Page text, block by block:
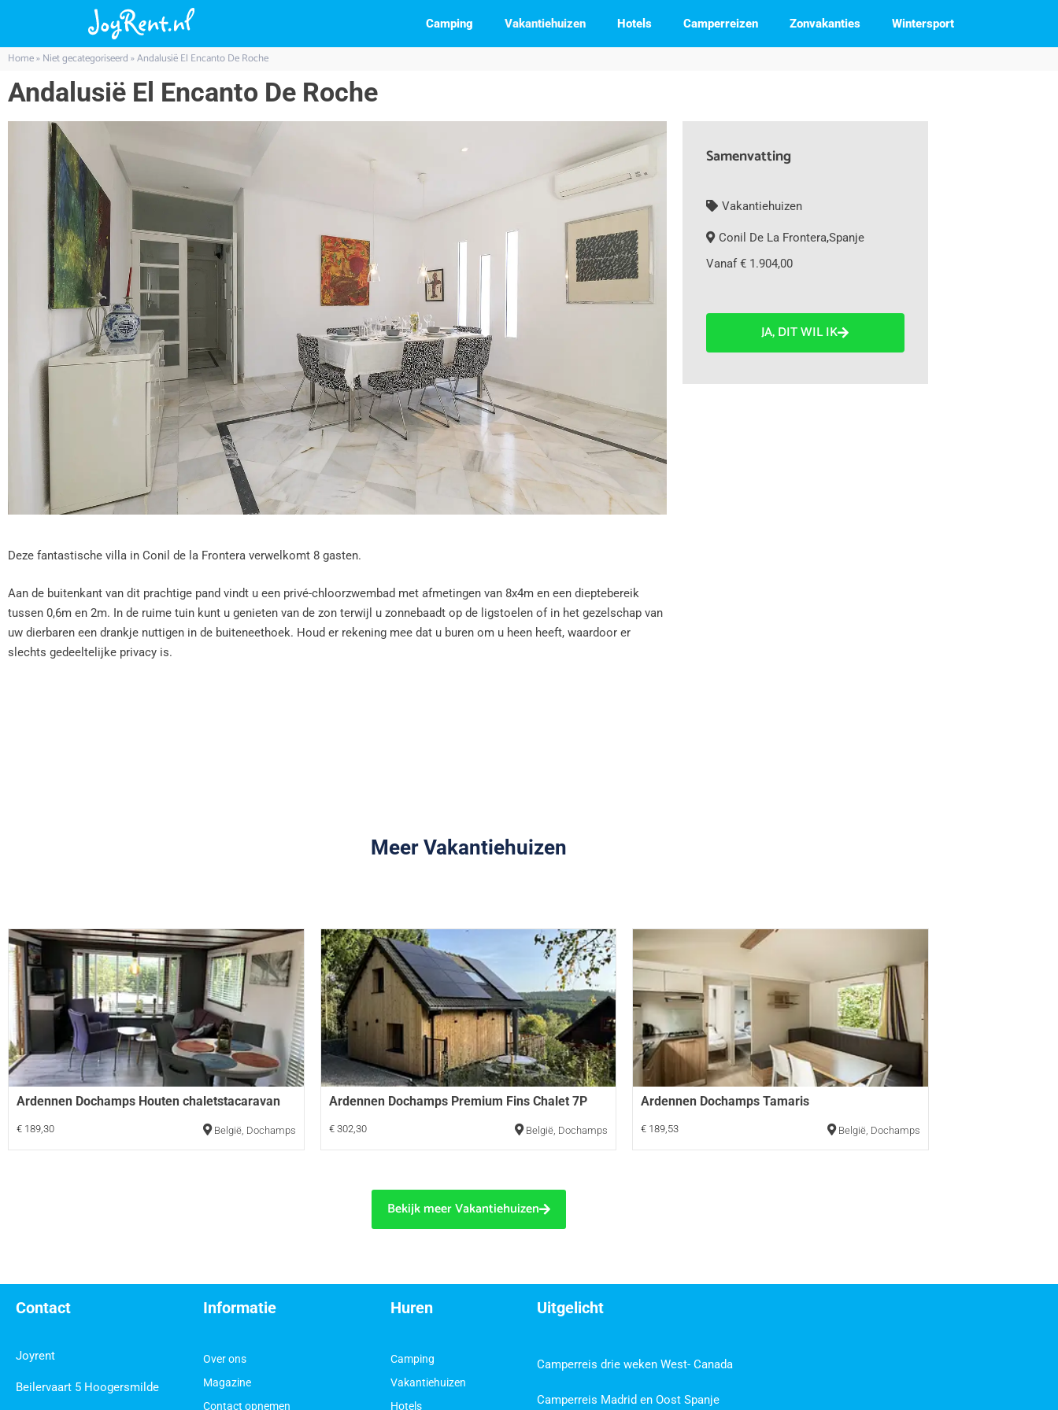
Camping Vakantiehuizen Hotels Camperreizen Zonvakanties Wintersport
Home»Niet gecategoriseerd»Andalusië El Encanto De Roche
Andalusië El Encanto De Roche
Deze fantastische villa in Conil de la Frontera verwelkomt 8 gasten.
Aan de buitenkant van dit prachtige pand vindt u een privé-chloorzwembad met afmetingen van 8x4m en een dieptebereik
tussen 0,6m en 2m. In de ruime tuin kunt u genieten van de zon terwijl u zonnebaadt op de ligstoelen of in het gezelschap van
uw dierbaren een drankje nuttigen in de buiteneethoek. Houd er rekening mee dat u buren om u heen heeft, waardoor er
slechts gedeeltelijke privacy is.
Samenvatting
Vakantiehuizen
Conil De La Frontera,Spanje
Vanaf € 1.904,00
JA, DIT WIL IK
Meer Vakantiehuizen
Ardennen Dochamps Houten chaletstacaravan
€ 189,30 België, Dochamps
Ardennen Dochamps Premium Fins Chalet 7P
€ 302,30 België, Dochamps
Ardennen Dochamps Tamaris
€ 189,53 België, Dochamps
Bekijk meer Vakantiehuizen
Contact
Joyrent
Beilervaart 5 Hoogersmilde
Informatie
Over ons
Magazine
Contact opnemen
Huren
Camping
Vakantiehuizen
Hotels
Uitgelicht
Camperreis drie weken West- Canada
Camperreis Madrid en Oost Spanje